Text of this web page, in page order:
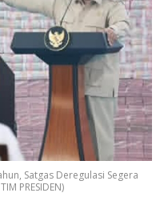
Satgas Deregulasi Segera
PRESIDEN)